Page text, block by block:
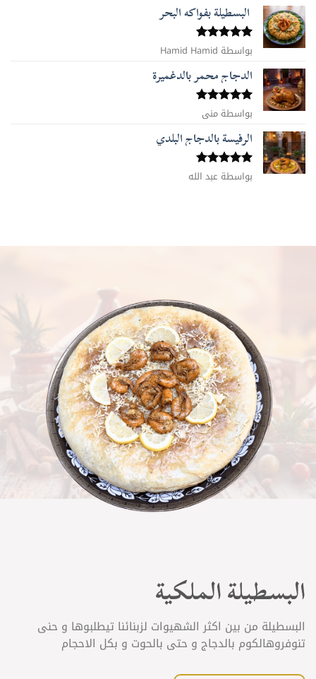
البسطيلة بفواكه البحر
تم التقييم
5من 5
بواسطة Hamid Hamid
الدجاج محمر بالدغميرة
تم التقييم
5من 5
بواسطة منى
الرفيسة بالدجاج البلدي
تم التقييم
5من 5
بواسطة عبد الله
البسطيلة الملكية
البسطيلة من بين اكثر الشهيوات لزبنائنا تيطلبوها و حنى
تنوفروهالكوم بالدجاج و حتى بالحوت و بكل الاحجام